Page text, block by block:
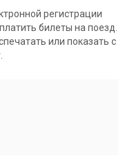
регистрации
билеты на поезд.
или показать с